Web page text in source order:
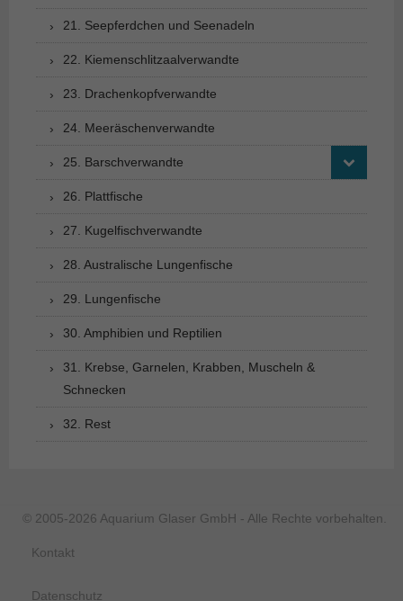
21. Seepferdchen und Seenadeln
22. Kiemenschlitzaalverwandte
23. Drachenkopfverwandte
24. Meeräschenverwandte
25. Barschverwandte
26. Plattfische
27. Kugelfischverwandte
28. Australische Lungenfische
29. Lungenfische
30. Amphibien und Reptilien
31. Krebse, Garnelen, Krabben, Muscheln &
Schnecken
32. Rest
© 2005-2026 Aquarium Glaser GmbH - Alle Rechte vorbehalten.
Kontakt
Datenschutz